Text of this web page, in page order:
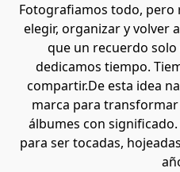
Fotografiamos todo, pero
elegir, organizar y volver
que un recuerdo
dedicamos tiempo.
compartir.De esta idea
marca para
álbumes con
para ser tocadas,